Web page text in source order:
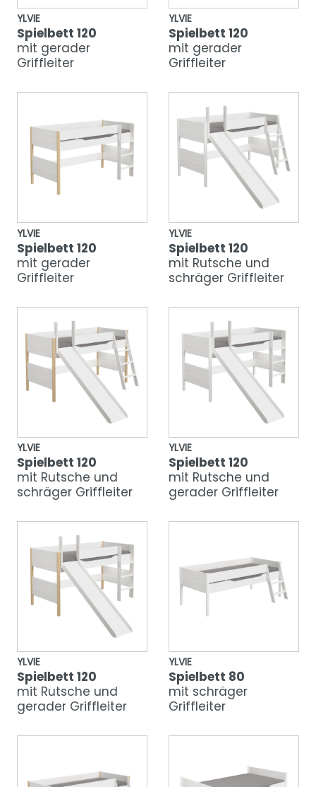
YLVIE
Spielbett 120
mit gerader
Griffleiter
YLVIE
Spielbett 120
mit gerader
Griffleiter
YLVIE
Spielbett 120
mit gerader
Griffleiter
YLVIE
Spielbett 120
mit Rutsche und
schräger Griffleiter
YLVIE
Spielbett 120
mit Rutsche und
schräger Griffleiter
YLVIE
Spielbett 120
mit Rutsche und
gerader Griffleiter
YLVIE
Spielbett 120
mit Rutsche und
gerader Griffleiter
YLVIE
Spielbett 80
mit schräger
Griffleiter